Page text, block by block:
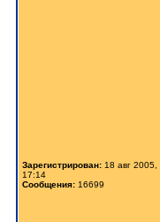
Зарегистрирован: 18 авг 2005,
17:14
Сообщения: 16699